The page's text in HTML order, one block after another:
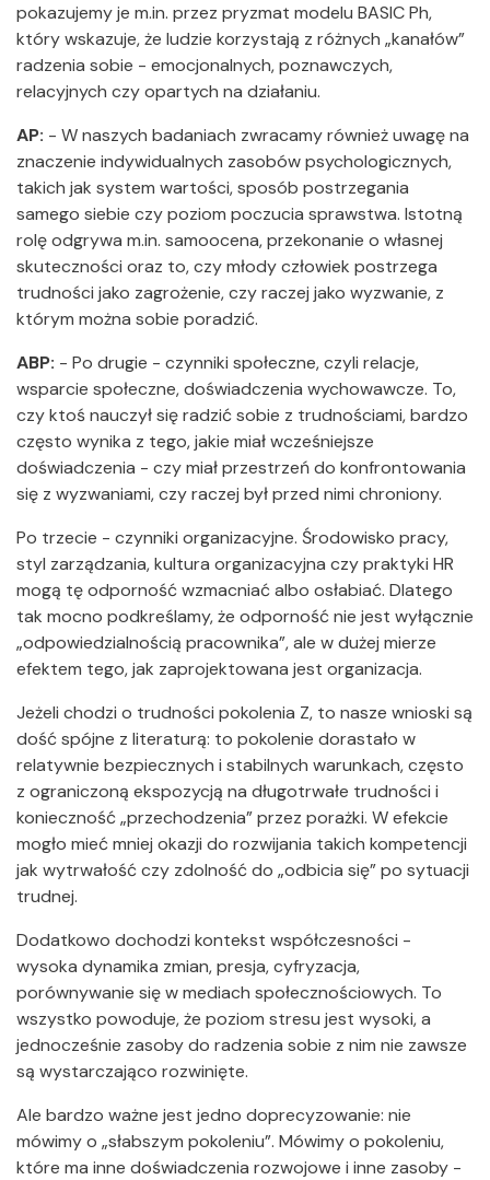
pokazujemy je m.in. przez pryzmat modelu BASIC Ph,
który wskazuje, że ludzie korzystają z różnych „kanałów”
radzenia sobie - emocjonalnych, poznawczych,
relacyjnych czy opartych na działaniu.
AP: - W naszych badaniach zwracamy również uwagę na
znaczenie indywidualnych zasobów psychologicznych,
takich jak system wartości, sposób postrzegania
samego siebie czy poziom poczucia sprawstwa. Istotną
rolę odgrywa m.in. samoocena, przekonanie o własnej
skuteczności oraz to, czy młody człowiek postrzega
trudności jako zagrożenie, czy raczej jako wyzwanie, z
którym można sobie poradzić.
ABP: - Po drugie - czynniki społeczne, czyli relacje,
wsparcie społeczne, doświadczenia wychowawcze. To,
czy ktoś nauczył się radzić sobie z trudnościami, bardzo
często wynika z tego, jakie miał wcześniejsze
doświadczenia - czy miał przestrzeń do konfrontowania
się z wyzwaniami, czy raczej był przed nimi chroniony.
Po trzecie - czynniki organizacyjne. Środowisko pracy,
styl zarządzania, kultura organizacyjna czy praktyki HR
mogą tę odporność wzmacniać albo osłabiać. Dlatego
tak mocno podkreślamy, że odporność nie jest wyłącznie
„odpowiedzialnością pracownika”, ale w dużej mierze
efektem tego, jak zaprojektowana jest organizacja.
Jeżeli chodzi o trudności pokolenia Z, to nasze wnioski są
dość spójne z literaturą: to pokolenie dorastało w
relatywnie bezpiecznych i stabilnych warunkach, często
z ograniczoną ekspozycją na długotrwałe trudności i
konieczność „przechodzenia” przez porażki. W efekcie
mogło mieć mniej okazji do rozwijania takich kompetencji
jak wytrwałość czy zdolność do „odbicia się” po sytuacji
trudnej.
Dodatkowo dochodzi kontekst współczesności -
wysoka dynamika zmian, presja, cyfryzacja,
porównywanie się w mediach społecznościowych. To
wszystko powoduje, że poziom stresu jest wysoki, a
jednocześnie zasoby do radzenia sobie z nim nie zawsze
są wystarczająco rozwinięte.
Ale bardzo ważne jest jedno doprecyzowanie: nie
mówimy o „słabszym pokoleniu”. Mówimy o pokoleniu,
które ma inne doświadczenia rozwojowe i inne zasoby -